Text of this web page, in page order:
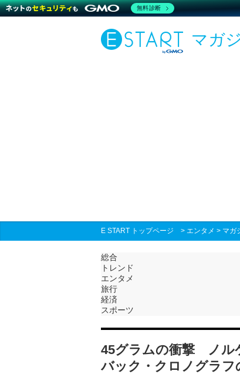
マガ
E START トップページ > エンタメ > マガ
総合
トレンド
エンタメ
旅行
経済
スポーツ
45グラムの衝撃 ノル
バック・クロノグラフ
無料診断